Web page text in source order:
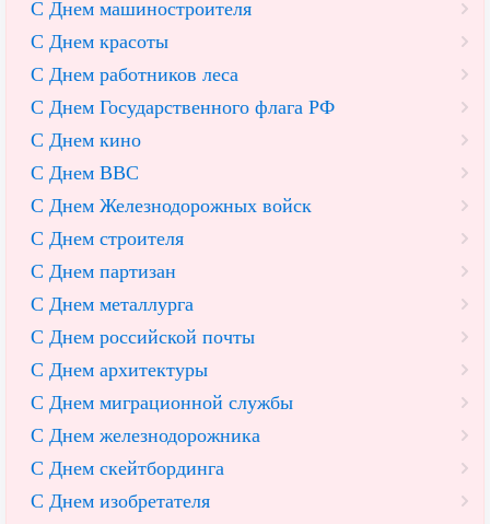
С Днем машиностроителя
С Днем красоты
С Днем работников леса
С Днем Государственного флага РФ
С Днем кино
С Днем ВВС
С Днем Железнодорожных войск
С Днем строителя
С Днем партизан
С Днем металлурга
С Днем российской почты
С Днем архитектуры
С Днем миграционной службы
С Днем железнодорожника
С Днем скейтбординга
С Днем изобретателя